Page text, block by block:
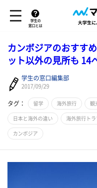
学生の
窓口とは
カンボジアのおすす
ット以外の見所も 14
学生の窓口編集部
2017/09/29
タグ： 留学 海外旅行 観
日本と海外の違い 海外旅行トラ
カンボジア